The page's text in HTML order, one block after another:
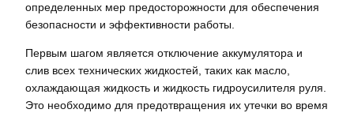
определенных мер предосторожности для обеспечения
безопасности и эффективности работы.
Первым шагом является отключение аккумулятора и
слив всех технических жидкостей, таких как масло,
охлаждающая жидкость и жидкость гидроусилителя руля.
Это необходимо для предотвращения их утечки во время